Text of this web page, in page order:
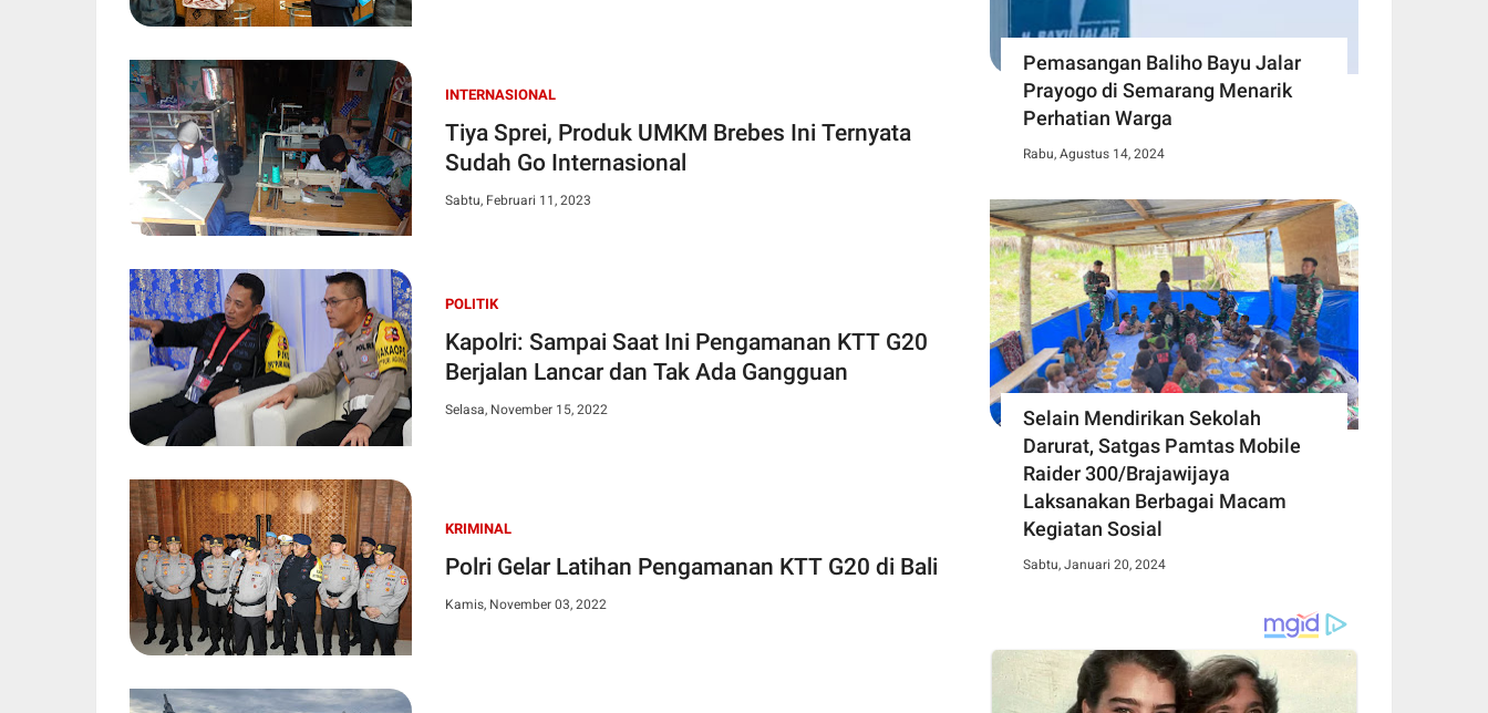
INTERNASIONAL
Tiya Sprei, Produk UMKM Brebes Ini Ternyata
Sudah Go Internasional
Sabtu, Februari 11, 2023
POLITIK
Kapolri: Sampai Saat Ini Pengamanan KTT G20
Berjalan Lancar dan Tak Ada Gangguan
Selasa, November 15, 2022
KRIMINAL
Polri Gelar Latihan Pengamanan KTT G20 di Bali
Kamis, November 03, 2022
Pemasangan Baliho Bayu Jalar
Prayogo di Semarang Menarik
Perhatian Warga
Rabu, Agustus 14, 2024
Selain Mendirikan Sekolah
Darurat, Satgas Pamtas Mobile
Raider 300/Brajawijaya
Laksanakan Berbagai Macam
Kegiatan Sosial
Sabtu, Januari 20, 2024